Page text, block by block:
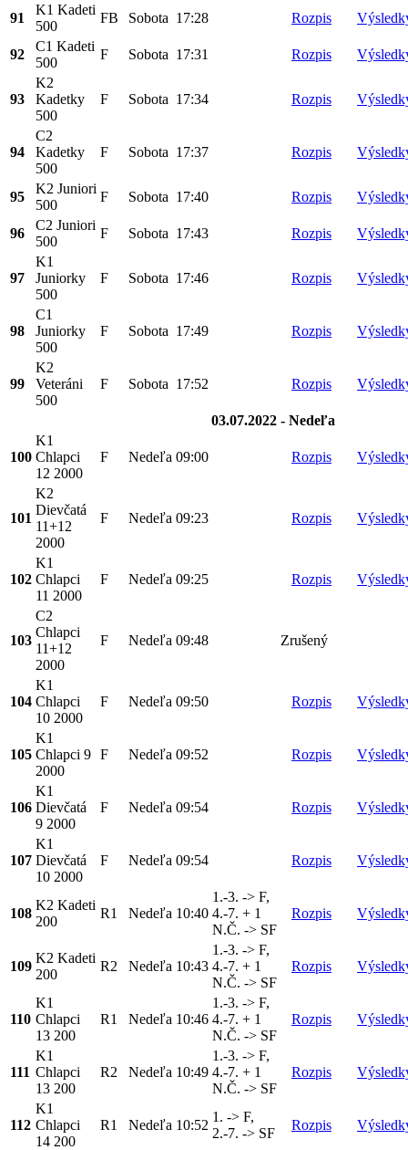
91
K1 Kadeti
500
FB Sobota 17:28 Rozpis
92
C1 Kadeti
500
F Sobota 17:31 Rozpis
93
K2
Kadetky
500
F Sobota 17:34 Rozpis
94
C2
Kadetky
500
F Sobota 17:37 Rozpis
95
K2 Juniori
500
F Sobota 17:40 Rozpis
96
C2 Juniori
500
F Sobota 17:43 Rozpis
97
K1
Juniorky
500
F Sobota 17:46 Rozpis
98
C1
Juniorky
500
F Sobota 17:49 Rozpis
99
K2
Veteráni
500
F Sobota 17:52 Rozpis
03.07.2022 - Nedeľa
100
K1
Chlapci
12 2000
F Nedeľa 09:00 Rozpis
101
K2
Dievčatá
11+12
2000
F Nedeľa 09:23 Rozpis
102
K1
Chlapci
11 2000
F Nedeľa 09:25 Rozpis
103
C2
Chlapci
11+12
2000
F Nedeľa 09:48 Zrušený
104
K1
Chlapci
10 2000
F Nedeľa 09:50 Rozpis
105
K1
Chlapci 9
2000
F Nedeľa 09:52 Rozpis
106
K1
Dievčatá
9 2000
F Nedeľa 09:54 Rozpis
107
K1
Dievčatá
10 2000
F Nedeľa 09:54 Rozpis
108
K2 Kadeti
200
R1 Nedeľa 10:40
1.-3. -> F,
4.-7. + 1
N.Č. -> SF
Rozpis
109
K2 Kadeti
200
R2 Nedeľa 10:43
1.-3. -> F,
4.-7. + 1
N.Č. -> SF
Rozpis
110
K1
Chlapci
13 200
R1 Nedeľa 10:46
1.-3. -> F,
4.-7. + 1
N.Č. -> SF
Rozpis
111
K1
Chlapci
13 200
R2 Nedeľa 10:49
1.-3. -> F,
4.-7. + 1
N.Č. -> SF
Rozpis
112
K1
Chlapci
14 200
R1 Nedeľa 10:52
1. -> F,
2.-7. -> SF
Rozpis